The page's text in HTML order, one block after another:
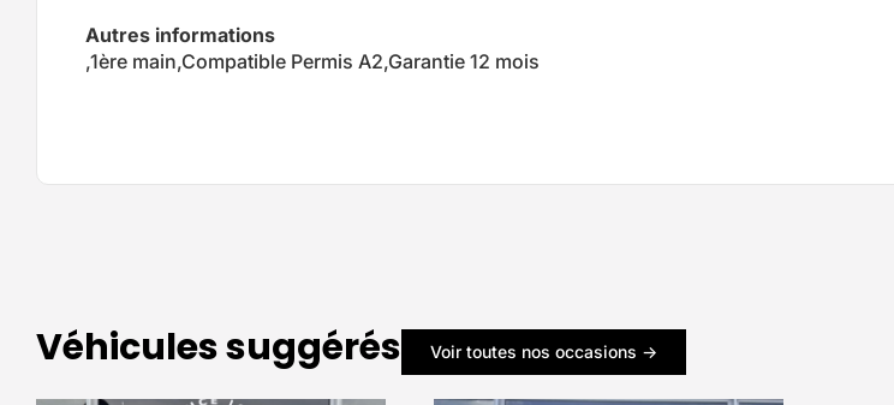
Autres informations
,1ère main,Compatible Permis A2,Garantie 12 mois
Véhicules suggérés Voir toutes nos occasions ->